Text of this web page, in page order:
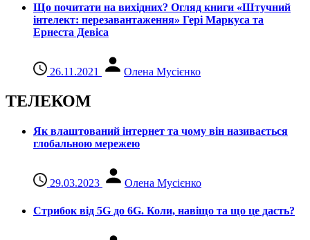
Що почитати на вихідних? Огляд книги «Штучний
інтелект: перезавантаження» Гері Маркуса та
Ернеста Девіса
26.11.2021 Олена Мусієнко
ТЕЛЕКОМ
Як влаштований інтернет та чому він називається
глобальною мережею
29.03.2023 Олена Мусієнко
Стрибок від 5G до 6G. Коли, навіщо та що це даcть?